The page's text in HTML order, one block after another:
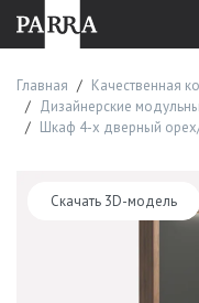
Главная
Качественная
Дизайнерские
Шкаф 4-х дверный
Скачать 3D-модель